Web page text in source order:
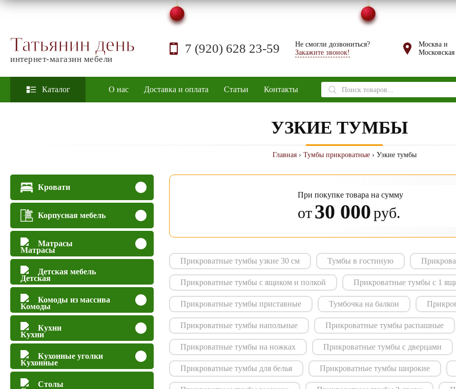
Татьянин день
интернет-магазин мебели
7 (920) 628 23-59
Не смогли дозвониться?
Закажите звонок!
Москва и
Московская
Каталог О нас Доставка и оплата Статьи Контакты
Поиск
товаров
УЗКИЕ ТУМБЫ
Главная› Тумбы прикроватные› Узкие тумбы
Кровати
Корпусная мебель
Матрасы
Детская мебель
Комоды из массива
Кухни
Кухонные уголки
Столы
При покупке товара на сумму
от30 000руб.
Прикроватные тумбы узкие 30 см Тумбы в гостиную
Прикроватные тумбы с ящиком и полкой Прикроватные тумбы с 1
Прикроватные тумбы приставные Тумбочка на балкон
Прикроватные тумбы напольные Прикроватные тумбы распашные
Прикроватные тумбы на ножках Прикроватные тумбы с дверцами
Прикроватные тумбы для белья Прикроватные тумбы широкие